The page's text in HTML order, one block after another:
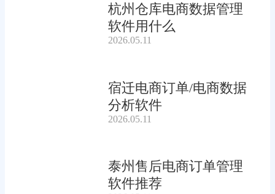
杭州仓库电商数据管理
软件用什么
2026.05.11
宿迁电商订单/电商数据
分析软件
2026.05.11
泰州售后电商订单管理
软件推荐